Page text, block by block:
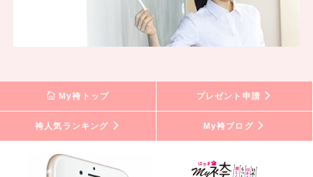
My袴トップ プレゼント申請
袴人気ランキング My袴ブログ